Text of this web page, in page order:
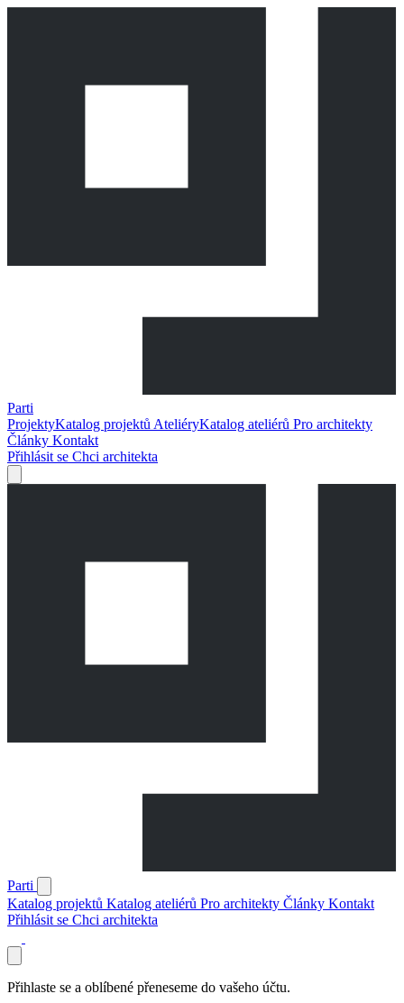
Parti
ProjektyKatalog projektů AteliéryKatalog ateliérů Pro architekty
Články Kontakt
Přihlásit se Chci architekta
Parti
Katalog projektů Katalog ateliérů Pro architekty Články Kontakt
Přihlásit se Chci architekta
Přihlaste se a oblíbené přeneseme do vašeho účtu.